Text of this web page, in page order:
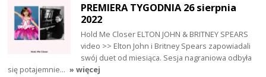
PREMIERA TYGODNIA 26 sierpnia
2022
Hold Me Closer ELTON JOHN & BRITNEY SPEARS
video >> Elton John i Britney Spears zapowiadali
swój duet od miesiąca. Sesja nagraniowa odbyła
się potajemnie… » więcej